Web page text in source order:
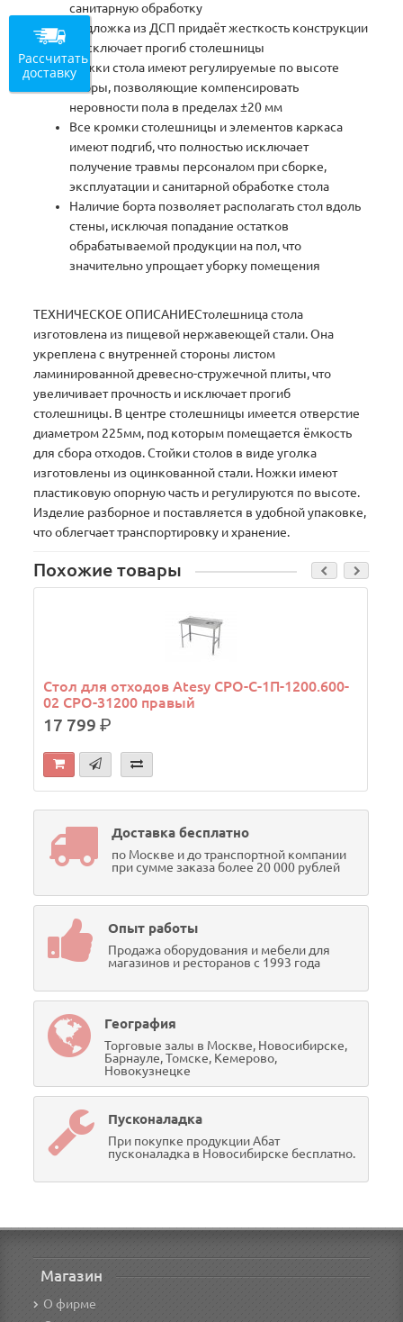
санитарную обработку
Подложка из ДСП придаёт жесткость конструкции
и исключает прогиб столешницы
Ножки стола имеют регулируемые по высоте
опоры, позволяющие компенсировать
неровности пола в пределах ±20 мм
Все кромки столешницы и элементов каркаса
имеют подгиб, что полностью исключает
получение травмы персоналом при сборке,
эксплуатации и санитарной обработке стола
Наличие борта позволяет располагать стол вдоль
стены, исключая попадание остатков
обрабатываемой продукции на пол, что
значительно упрощает уборку помещения
ТЕХНИЧЕСКОЕ ОПИСАНИЕСтолешница стола
изготовлена из пищевой нержавеющей стали. Она
укреплена с внутренней стороны листом
ламинированной древесно-стружечной плиты, что
увеличивает прочность и исключает прогиб
столешницы. В центре столешницы имеется отверстие
диаметром 225мм, под которым помещается ёмкость
для сбора отходов. Стойки столов в виде уголка
изготовлены из оцинкованной стали. Ножки имеют
пластиковую опорную часть и регулируются по высоте.
Изделие разборное и поставляется в удобной упаковке,
что облегчает транспортировку и хранение.
Похожие товары
Стол для отходов Atesy СРО-С-1П-1200.600-
02 СРО-31200 правый
17 799р.
Доставка бесплатно
по Москве и до транспортной компании
при сумме заказа более 20 000 рублей
Опыт работы
Продажа оборудования и мебели для
магазинов и ресторанов с 1993 года
География
Торговые залы в Москве, Новосибирске,
Барнауле, Томске, Кемерово,
Новокузнецке
Пусконаладка
При покупке продукции Абат
пусконаладка в Новосибирске бесплатно.
Магазин
О фирме
Рассчитать
доставку